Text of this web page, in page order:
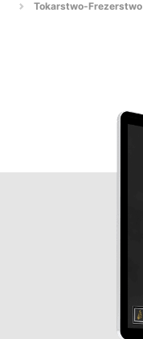
Tokarstwo-Frezerstwo